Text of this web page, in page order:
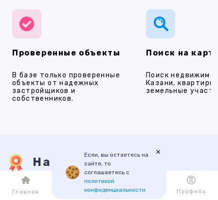
Проверенные объекты
В базе только проверенные
объекты от надежных
застройщиков и
собственников.
Поиск на
Поиск
Казани,
земельные
Наши услуги
ПРОДАЖА НОВОСТРОЙКИ ИПОТЕКА
Если, вы остаетесь на
сайте, то
соглашаетесь с
политикой
конфиденциальности
×
Главная Каталог Избранное Профиль